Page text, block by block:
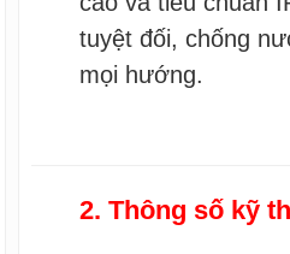
tuyệt đối, chống
mọi hướng.
2. Thông số kỹ